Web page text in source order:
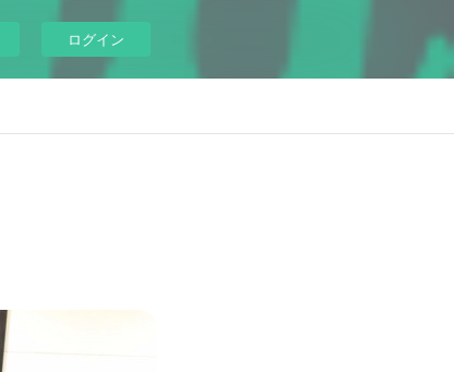
ログイン